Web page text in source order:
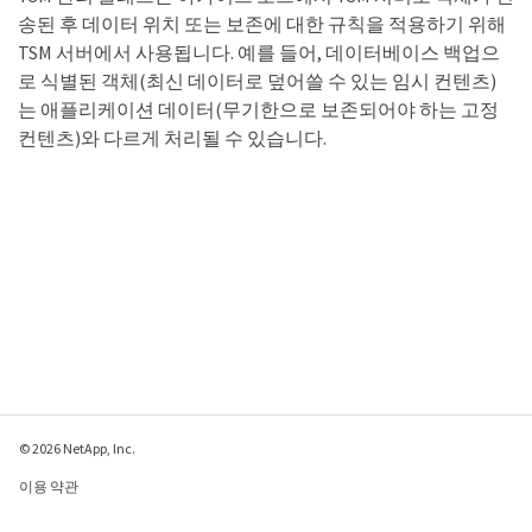
송된 후 데이터 위치 또는 보존에 대한 규칙을 적용하기 위해
TSM 서버에서 사용됩니다. 예를 들어, 데이터베이스 백업으
로 식별된 객체(최신 데이터로 덮어쓸 수 있는 임시 컨텐츠)
는 애플리케이션 데이터(무기한으로 보존되어야 하는 고정
컨텐츠)와 다르게 처리될 수 있습니다.
© 2026 NetApp, Inc.
이용 약관